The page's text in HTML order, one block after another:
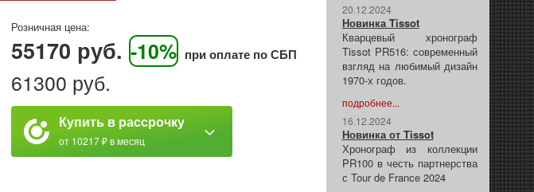
Розничная цена:
55170 руб. -10% при оплате по СБП
61300 руб.
Купить в рассрочку
от 10217 ₽ в месяц
20.12.2024
Новинка Tissot
Кварцевый хронограф
Tissot PR516: современный
взгляд на любимый дизайн
1970-х годов.
подробнее...
16.12.2024
Новинка от Tissot
Хронограф из коллекции
PR100 в честь партнерства
с Tour de France 2024